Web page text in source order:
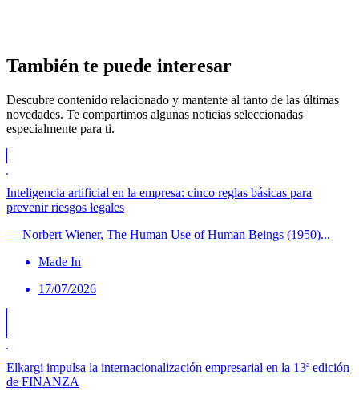
También te puede interesar
Descubre contenido relacionado y mantente al tanto de las últimas
novedades. Te compartimos algunas noticias seleccionadas
especialmente para ti.
Inteligencia artificial en la empresa: cinco reglas básicas para
prevenir riesgos legales
— Norbert Wiener, The Human Use of Human Beings (1950)...
Made In
17/07/2026
Elkargi impulsa la internacionalización empresarial en la 13ª edición
de FINANZA